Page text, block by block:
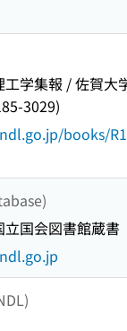
学集報 / 佐賀大
3029)
books/
国会図書館蔵書